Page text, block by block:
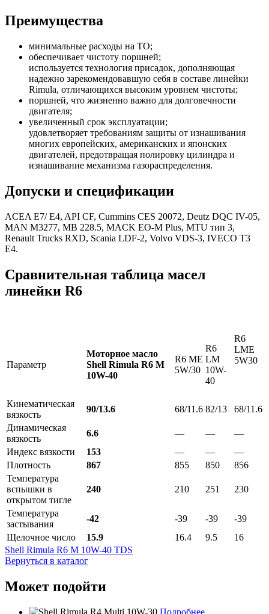
Преимущества
минимальные расходы на ТО;
обеспечивает чистоту поршней;
используется технология присадок, дополняющая
надежно зарекомендовавшую себя в составе линейки
Rimula, отличающихся высоким уровнем чистоты;
поршней, что жизненно важно для долговечности
двигателя;
увеличенный срок эксплуатации;
удовлетворяет требованиям защиты от изнашивания
многих европейских, американских и японских
двигателей, предотвращая полировку цилиндра и
изнашивание механизма газораспределения.
Допуски и спецификации
ACEA E7/ E4, API CF, Cummins CES 20072, Deutz DQC IV-05,
MAN M3277, MB 228.5, MACK EO-M Plus, MTU тип 3,
Renault Trucks RXD, Scania LDF-2, Volvo VDS-3, IVECO T3
E4.
Сравнительная таблица масел
линейки R6
Параметр
Моторное масло
Shell Rimula R6 M
10W-40
R6 ME
5W/30
R6
LM
10W-
40
R6
LME
5W30
Кинематическая
вязкость
90/13.6 68/11.6 82/13
68/11.6
Динамическая
вязкость
6.6 — —
—
Индекс вязкости
153 — —
—
Плотность
867 855 850
856
Температура
вспышки в
открытом тигле
240 210 251 230
Температура
застывания
-42 -39 -39
-39
Щелочное число
15.9 16.4 9.5
16
Shell Rimula R6 M 10W-40 TDS
Вернуться в каталог
Может подойти
Подробнее